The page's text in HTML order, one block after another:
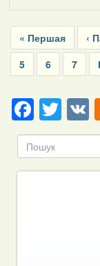
Pagination
First
page
« Першая ‹
Page
5 Page
6 Page
7